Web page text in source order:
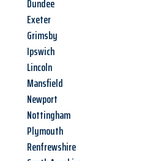
Dundee
Exeter
Grimsby
Ipswich
Lincoln
Mansfield
Newport
Nottingham
Plymouth
Renfrewshire